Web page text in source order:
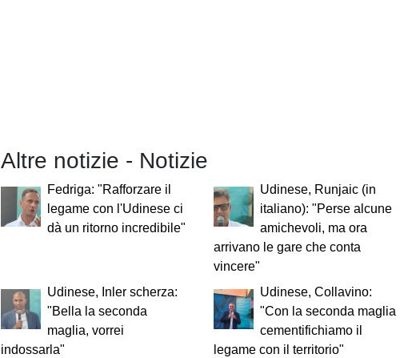
Altre notizie - Notizie
Fedriga: "Rafforzare il
legame con l'Udinese ci
dà un ritorno incredibile"
Udinese, Runjaic (in
italiano): "Perse alcune
amichevoli, ma ora
arrivano le gare che conta
vincere"
Udinese, Inler scherza:
"Bella la seconda
maglia, vorrei
indossarla"
Udinese, Collavino:
"Con la seconda maglia
cementifichiamo il
legame con il territorio"